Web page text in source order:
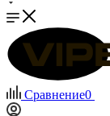
Сравнение0